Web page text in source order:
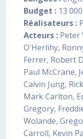
Budget : 13
Réalisateurs :
Acteurs : Peter
O'Herlihy,
Ferrer, Robert
Paul McCrane,
Calvin Jung,
Mark Carlton,
Gregory,
Wolande,
Carroll, Kevin